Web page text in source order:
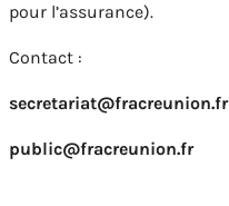
pour l’assurance).
Contact :
secretariat@fracreunion.fr
public@fracreunion.fr